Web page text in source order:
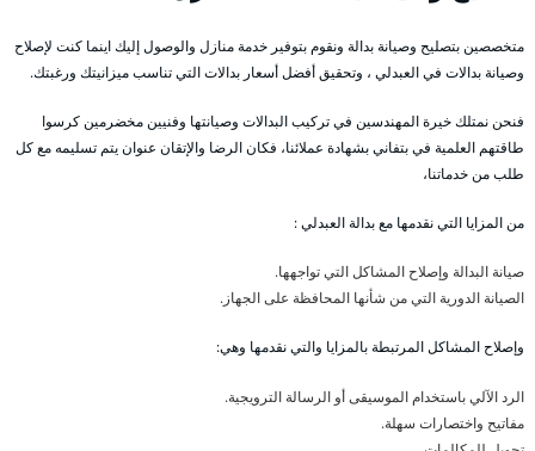
متخصصين بتصليح وصيانة بدالة ونقوم بتوفير خدمة منازل والوصول إليك اينما كنت لإصلاح
وصيانة بدالات في العبدلي ، وتحقيق أفضل أسعار بدالات التي تناسب ميزانيتك ورغبتك.
فنحن نمتلك خيرة المهندسين في تركيب البدالات وصيانتها وفنيين مخضرمين كرسوا
طاقتهم العلمية في بتفاني بشهادة عملائنا، فكان الرضا والإتقان عنوان يتم تسليمه مع كل
طلب من خدماتنا،
من المزايا التي نقدمها مع بدالة العبدلي :
صيانة البدالة وإصلاح المشاكل التي تواجهها.
الصيانة الدورية التي من شأنها المحافظة على الجهاز.
وإصلاح المشاكل المرتبطة بالمزايا والتي نقدمها وهي:
الرد الآلي باستخدام الموسيقى أو الرسالة الترويجية.
مفاتيح واختصارات سهلة.